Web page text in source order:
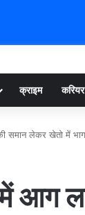
क्राइम करियर
समान लेकर खेतो में
में आग